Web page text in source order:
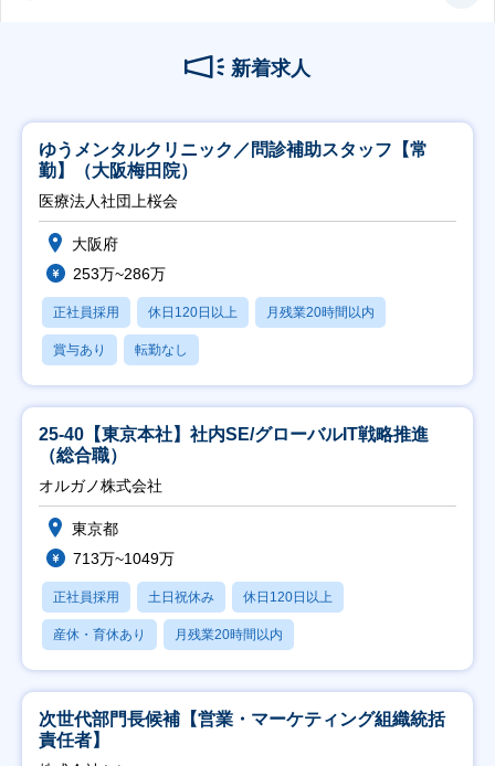
新着求人
ゆうメンタルクリニック／問診補助スタッフ【常
勤】（大阪梅田院）
医療法人社団上桜会
大阪府
253万~286万
正社員採用 休日120日以上 月残業20時間以内
賞与あり 転勤なし
25-40【東京本社】社内SE/グローバルIT戦略推進
（総合職）
オルガノ株式会社
東京都
713万~1049万
正社員採用 土日祝休み 休日120日以上
産休・育休あり 月残業20時間以内
次世代部門長候補【営業・マーケティング組織統括
責任者】